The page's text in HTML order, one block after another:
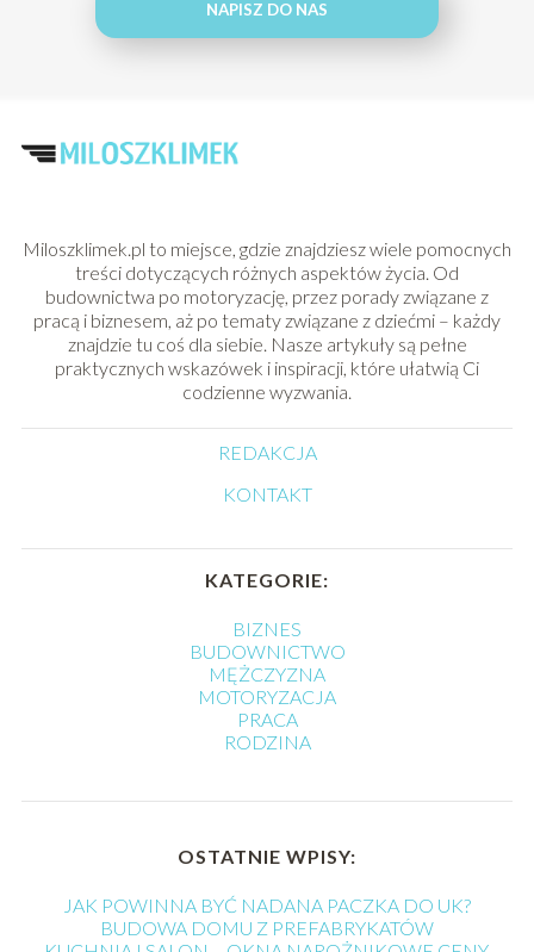
NAPISZ DO NAS
Miloszklimek.pl to miejsce, gdzie znajdziesz wiele pomocnych
treści dotyczących różnych aspektów życia. Od
budownictwa po motoryzację, przez porady związane z
pracą i biznesem, aż po tematy związane z dziećmi – każdy
znajdzie tu coś dla siebie. Nasze artykuły są pełne
praktycznych wskazówek i inspiracji, które ułatwią Ci
codzienne wyzwania.
REDAKCJA
KONTAKT
KATEGORIE:
BIZNES
BUDOWNICTWO
MĘŻCZYZNA
MOTORYZACJA
PRACA
RODZINA
OSTATNIE WPISY:
JAK POWINNA BYĆ NADANA PACZKA DO UK?
BUDOWA DOMU Z PREFABRYKATÓW